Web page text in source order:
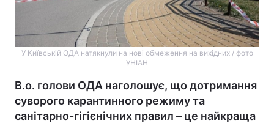
У Київській ОДА натякнули на нові обмеження на вихідних / фото
УНІАН
В.о. голови ОДА наголошує, що дотримання
суворого карантинного режиму та
санітарно-гігієнічних правил – це найкраща